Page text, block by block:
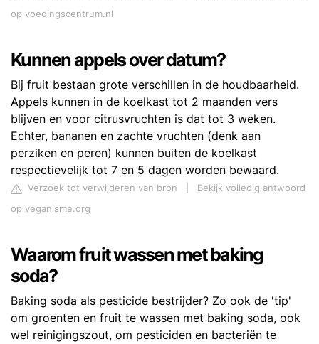
op voedingscentrum.nl
Kunnen appels over datum?
Bij fruit bestaan grote verschillen in de houdbaarheid.
Appels kunnen in de koelkast tot 2 maanden vers
blijven en voor citrusvruchten is dat tot 3 weken.
Echter, bananen en zachte vruchten (denk aan
perziken en peren) kunnen buiten de koelkast
respectievelijk tot 7 en 5 dagen worden bewaard.
Verzoek tot verwijderen van bron
Bekijk volledig antwoord
op veganisme.org
Waarom fruit wassen met baking
soda?
Baking soda als pesticide bestrijder? Zo ook de 'tip'
om groenten en fruit te wassen met baking soda, ook
wel reinigingszout, om pesticiden en bacteriën te